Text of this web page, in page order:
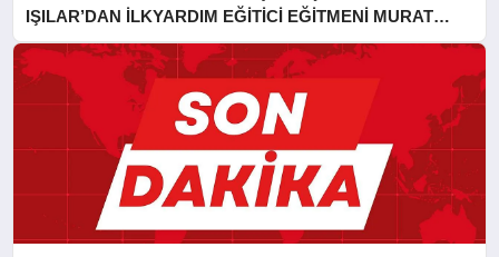
IŞILAR’DAN İLKYARDIM EĞİTİCİ EĞİTMENİ MURAT
CAN FİDAN’A ZİYARET